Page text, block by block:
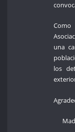
una
los